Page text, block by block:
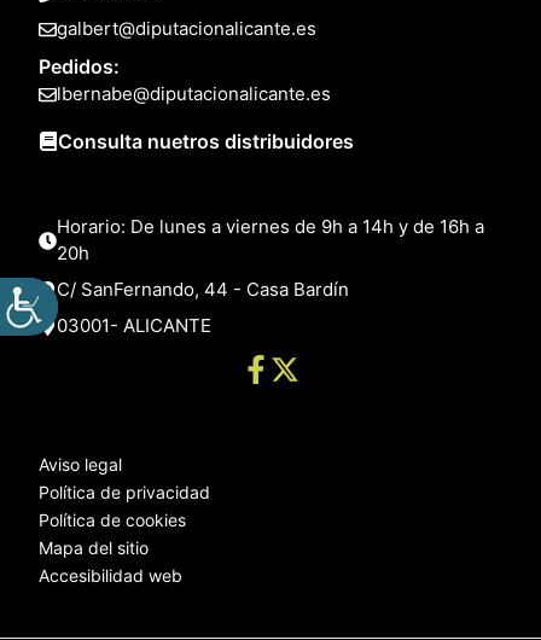
galbert@diputacionalicante.es
Pedidos:
lbernabe@diputacionalicante.es
Consulta nuetros distribuidores
Horario: De lunes a viernes de 9h a 14h y de 16h a
20h
C/ SanFernando, 44 - Casa Bardín
03001- ALICANTE
Aviso legal
Política de privacidad
Política de cookies
Mapa del sitio
Accesibilidad web